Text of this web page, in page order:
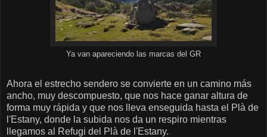
Ya van apareciendo las marcas del GR
Ahora el estrecho sendero se convierte en un camino más
ancho, muy descompuesto, que nos hace ganar altura de
forma muy rápida y que nos lleva enseguida hasta el Plà de
l'Estany, donde la subida nos da un respiro mientras
llegamos al Refugi del Plà de l'Estany.